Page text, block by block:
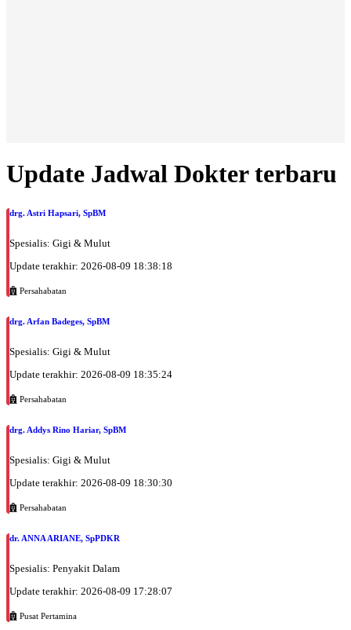
Update Jadwal Dokter terbaru
drg. Astri Hapsari, SpBM
Spesialis: Gigi & Mulut
Update terakhir: 2026-08-09 18:38:18
Persahabatan
drg. Arfan Badeges, SpBM
Spesialis: Gigi & Mulut
Update terakhir: 2026-08-09 18:35:24
Persahabatan
drg. Addys Rino Hariar, SpBM
Spesialis: Gigi & Mulut
Update terakhir: 2026-08-09 18:30:30
Persahabatan
dr. ANNA ARIANE, SpPDKR
Spesialis: Penyakit Dalam
Update terakhir: 2026-08-09 17:28:07
Pusat Pertamina